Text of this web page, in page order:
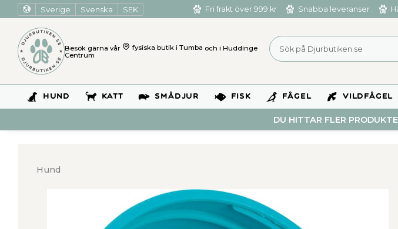
Sverige Svenska SEK Fri frakt över 999 kr Snabba leveranser
Besök gärna vår fysiska butik i Tumba och i Huddinge
Centrum
HUND KATT SMÅDJUR FISK FÅGEL VILDFÅGEL
DU HITTAR FLER
Hund